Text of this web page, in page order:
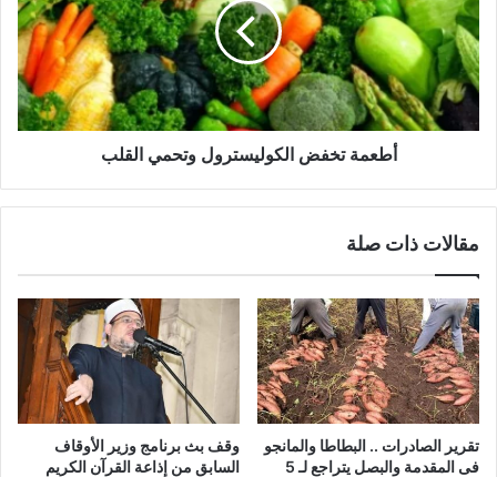
أطعمة تخفض الكوليسترول وتحمي القلب
مقالات ذات صلة
تقرير الصادرات .. البطاطا والمانجو
فى المقدمة والبصل يتراجع لـ 5
وقف بث برنامج وزير الأوقاف
السابق من إذاعة القرآن الكريم